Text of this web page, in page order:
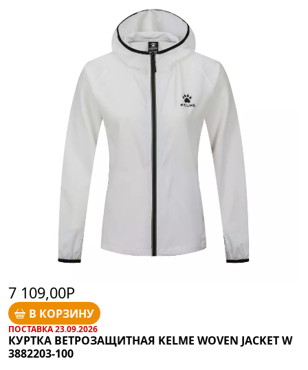
7 109,00Р
В КОРЗИНУ
ПОСТАВКА 23.09.2026
КУРТКА ВЕТРОЗАЩИТНАЯ KELME WOVEN JACKET W
3882203-100